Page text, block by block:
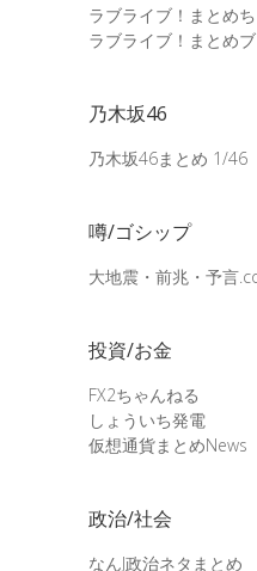
ラブライブ！まとめ
ラブライブ！まとめ
乃木坂46
乃木坂46まとめ 1/46
噂/ゴシップ
大地震・前兆・予言
投資/お金
FX2ちゃんねる
しょういち発電
仮想通貨まとめNews
政治/社会
なんJ政治ネタまとめ